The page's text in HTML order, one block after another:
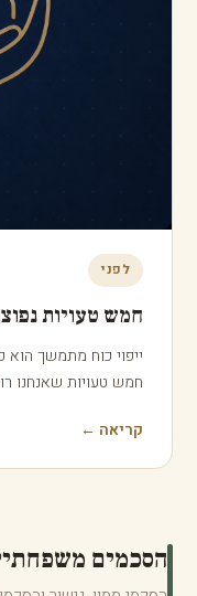
מדריך העומק
הסכמי ממון ·
לקבלת המדריך